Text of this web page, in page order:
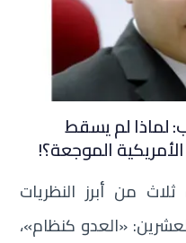
لماذا لم يسقط
الأمريكية الموجعة؟!
من أبرز النظريات
«العدو كنظام»،